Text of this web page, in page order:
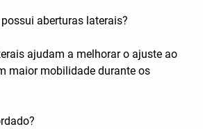
aberturas laterais?
ajudam a melhorar o ajuste ao
maior mobilidade durante os